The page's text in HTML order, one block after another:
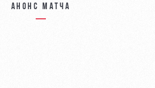
Анонс матча